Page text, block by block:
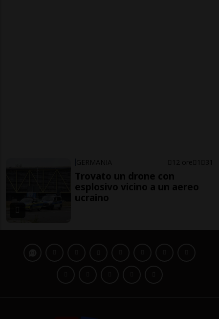
GERMANIA 12 ore 1 31
Trovato un drone con
esplosivo vicino a un aereo
ucraino